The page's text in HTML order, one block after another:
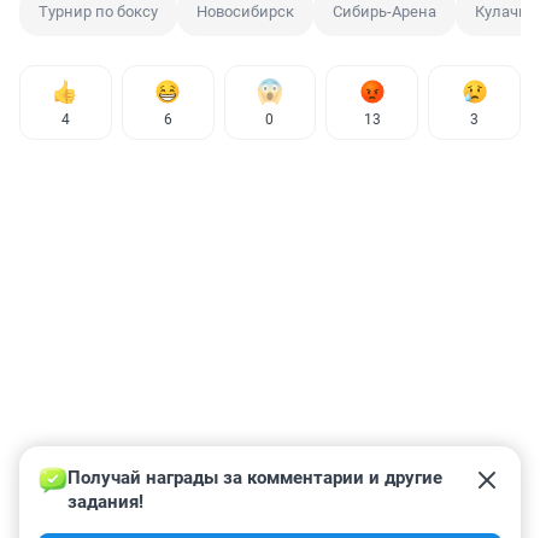
Турнир по боксу Новосибирск Сибирь-Арена
4 6 0 13 3
Получай награды за комментарии и другие
задания!